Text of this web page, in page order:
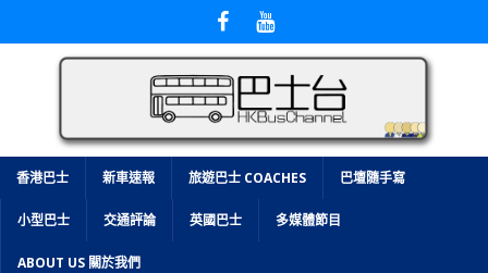
香港巴士 新車速報 旅遊巴士 COACHES 巴壇隨手寫
小型巴士 交通評論 英國巴士 多媒體節目
ABOUT US 關於我們